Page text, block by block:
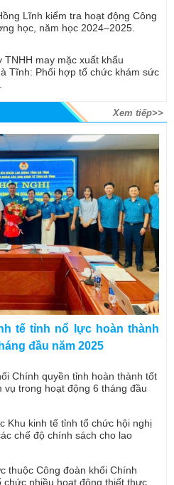
Lĩnh kiểm tra hoạt động Công
học, năm học 2024–2025.
TNHH may mặc xuất khẩu
Tĩnh: Phối hợp tổ chức khám sức
Xem tiếp>>
tế tỉnh nổ lực hoàn thành
đầu năm 2025
Chính quyền tỉnh hoàn thành tốt
vụ trong hoạt động 6 tháng đầu
Khu kinh tế tỉnh tổ chức hội nghị
chế độ chính sách cho lao
thuộc Công đoàn khối Chính
chức nhiều hoạt động thiết thực